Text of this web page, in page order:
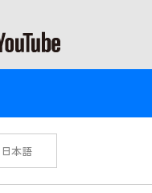
日本語